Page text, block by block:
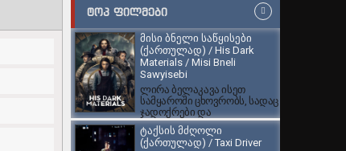
ᲢᲝᲞ ᲤᲘᲚᲛᲔᲑᲘ
მისი ბნელი საწყისები
(ქართულად) / His Dark
Materials / Misi Bneli
Sawyisebi
ლირა ბელაკავა ისეთ
სამყაროში ცხოვრობს, სადაც
ჯადოქრები და
ბრონირებული დათვები ცხ...
ტაქსის მძღოლი
(ქართულად) / Taxi Driver